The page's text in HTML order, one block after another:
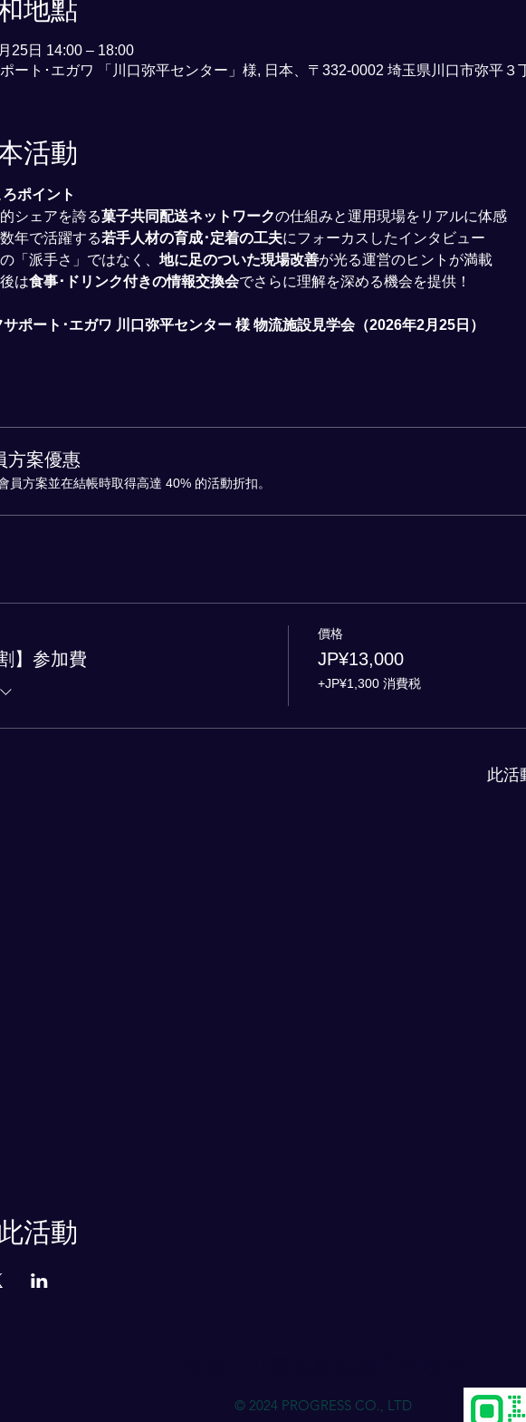
地點
25日 14:00 – 18:00
ート･エガワ 「川口弥平センター」様, 日本、〒332-0002 埼玉県川口市弥平３
活動
ろポイント
シェアを誇る菓子共同配送ネットワークの仕組みと運用現場をリアルに体感
年で活躍する若手人材の育成･定着の工夫にフォーカスしたインタビュー
「派手さ」ではなく、 地に足のついた現場改善が光る運営のヒントが満載
は食事･ドリンク付きの情報交換会でさらに理解を深める機会を提供！
サポート･エガワ 川口弥平センター 様 物流施設見学会（2026年2月25日）
方案優惠
員方案並在結帳時取得高達 40% 的活動折扣。
】参加費
價格
JP¥13,000
+JP¥1,300 消費税
此活
活動
© 2024 PROGRESS CO., LTD